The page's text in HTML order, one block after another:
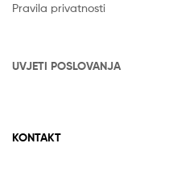
Pravila privatnosti
UVJETI POSLOVANJA
KONTAKT